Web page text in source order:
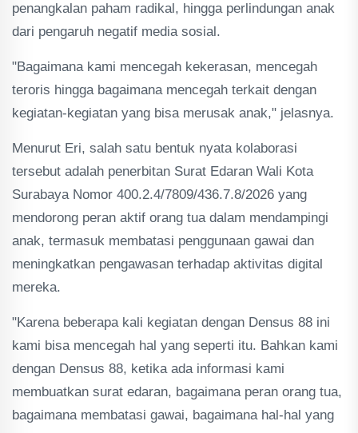
penangkalan paham radikal, hingga perlindungan anak
dari pengaruh negatif media sosial.
"Bagaimana kami mencegah kekerasan, mencegah
teroris hingga bagaimana mencegah terkait dengan
kegiatan-kegiatan yang bisa merusak anak," jelasnya.
Menurut Eri, salah satu bentuk nyata kolaborasi
tersebut adalah penerbitan Surat Edaran Wali Kota
Surabaya Nomor 400.2.4/7809/436.7.8/2026 yang
mendorong peran aktif orang tua dalam mendampingi
anak, termasuk membatasi penggunaan gawai dan
meningkatkan pengawasan terhadap aktivitas digital
mereka.
"Karena beberapa kali kegiatan dengan Densus 88 ini
kami bisa mencegah hal yang seperti itu. Bahkan kami
dengan Densus 88, ketika ada informasi kami
membuatkan surat edaran, bagaimana peran orang tua,
bagaimana membatasi gawai, bagaimana hal-hal yang